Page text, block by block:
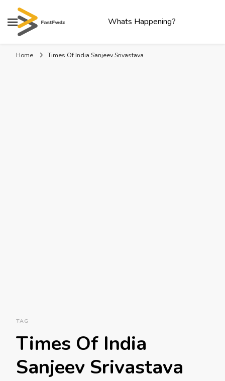
Whats Happening?
Home Times Of India Sanjeev Srivastava
TAG
Times Of India
Sanjeev Srivastava